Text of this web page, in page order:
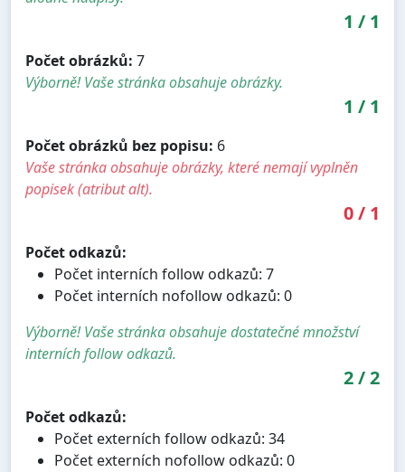
1 / 1
Počet obrázků: 7
Výborně! Vaše stránka obsahuje obrázky.
1 / 1
Počet obrázků bez popisu: 6
Vaše stránka obsahuje obrázky, které nemají vyplněn
popisek (atribut alt).
0/ 1
Počet odkazů:
Počet interních follow odkazů: 7
Počet interních nofollow odkazů: 0
Výborně! Vaše stránka obsahuje dostatečné množství
interních follow odkazů.
2/2
Počet odkazů:
Počet externích follow odkazů: 34
Počet externích nofollow odkazů: 0